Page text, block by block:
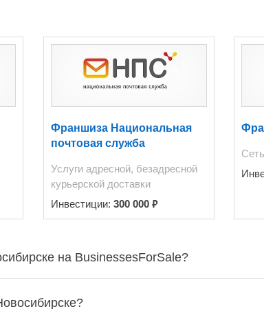
Франшиза Национальная
почтовая служба
Услуги адресной, безадресной
курьерской доставки
Инвестиции: 300 000 ₽
на BusinessesForSale?